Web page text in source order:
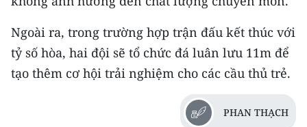
Chuyên trang TP. Hồ Chí Minh
CHUYÊN ĐỀ
CÁC CHUYÊN TRANG
Ngoài ra, trong trường hợp trận đấu kết thúc với
tỷ số hòa, hai đội sẽ tổ chức đá luân lưu 11m để
tạo thêm cơ hội trải nghiệm cho các cầu thủ trẻ.
PHAN THẠCH